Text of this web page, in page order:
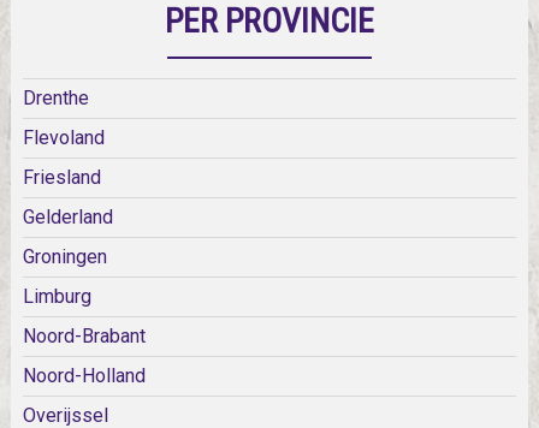
PER PROVINCIE
Drenthe
Flevoland
Friesland
Gelderland
Groningen
Limburg
Noord-Brabant
Noord-Holland
Overijssel